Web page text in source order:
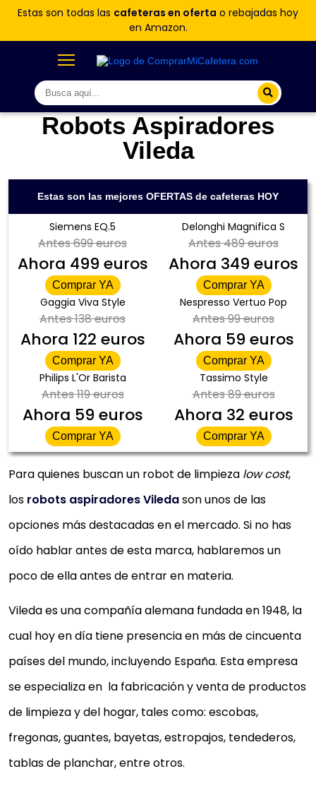
Estas son todas las cafeteras en oferta o rebajadas hoy
en Amazon.
Robots Aspiradores
Vileda
Estas son las mejores OFERTAS de cafeteras HOY
Siemens EQ.5
Antes699 euros
Ahora 499 euros
Comprar YA
Delonghi Magnifica S
Antes489 euros
Ahora 349 euros
Comprar YA
Gaggia Viva Style
Antes138 euros
Ahora 122 euros
Comprar YA
Nespresso Vertuo Pop
Antes99 euros
Ahora 59 euros
Comprar YA
Philips L'Or Barista
Antes119 euros
Ahora 59 euros
Comprar YA
Tassimo Style
Antes89 euros
Ahora 32 euros
Comprar YA
Para quienes buscan un robot de limpieza low cost,
los robots aspiradores Viledason unos de las
opciones más destacadas en el mercado. Si no has
oído hablar antes de esta marca, hablaremos un
poco de ella antes de entrar en materia.
Vileda es una compañía alemana fundada en 1948, la
cual hoy en día tiene presencia en más de cincuenta
países del mundo, incluyendo España. Esta empresa
se especializa en la fabricación y venta de productos
de limpieza y del hogar, tales como: escobas,
fregonas, guantes, bayetas, estropajos, tendederos,
tablas de planchar, entre otros.